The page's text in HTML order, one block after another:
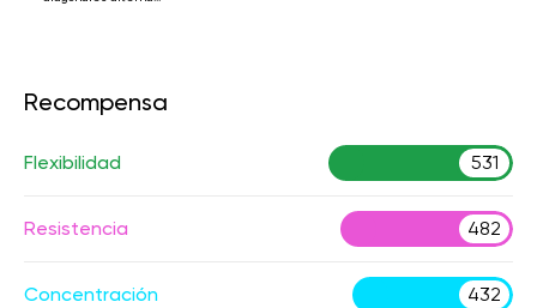
Recompensa
Flexibilidad 531
Resistencia 482
Concentración 432